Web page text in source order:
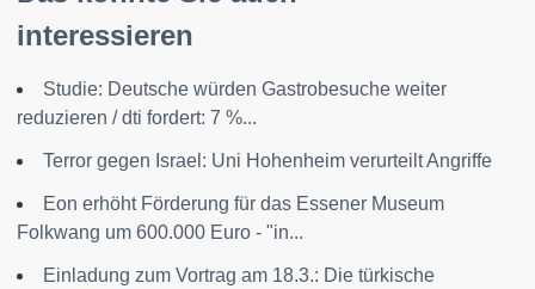
interessieren
Studie: Deutsche würden Gastrobesuche weiter
reduzieren / dti fordert: 7 %...
Terror gegen Israel: Uni Hohenheim verurteilt Angriffe
Eon erhöht Förderung für das Essener Museum
Folkwang um 600.000 Euro - "in...
Einladung zum Vortrag am 18.3.: Die türkische